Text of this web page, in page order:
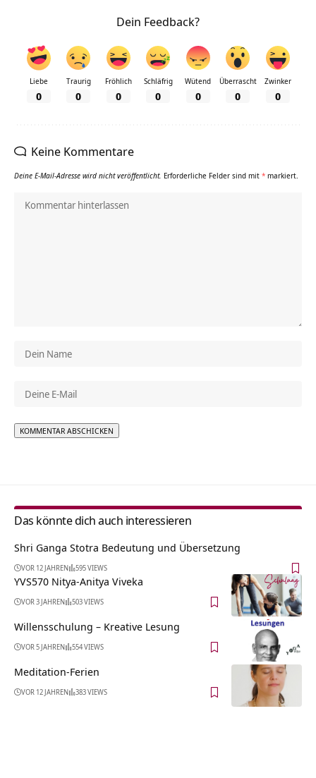
Dein Feedback?
Liebe
0
Traurig
0
Fröhlich
0
Schläfrig
0
Wütend
0
Überrascht
0
Zwinker
0
Keine Kommentare
Deine E-Mail-Adresse wird nicht veröffentlicht. Erforderliche Felder sind mit * markiert.
Das könnte dich auch interessieren
Shri Ganga Stotra Bedeutung und Übersetzung
VOR 12 JAHREN 595 VIEWS
YVS570 Nitya-Anitya Viveka
VOR 3 JAHREN 503 VIEWS
Willensschulung – Kreative Lesung
VOR 5 JAHREN 554 VIEWS
Meditation-Ferien
VOR 12 JAHREN 383 VIEWS